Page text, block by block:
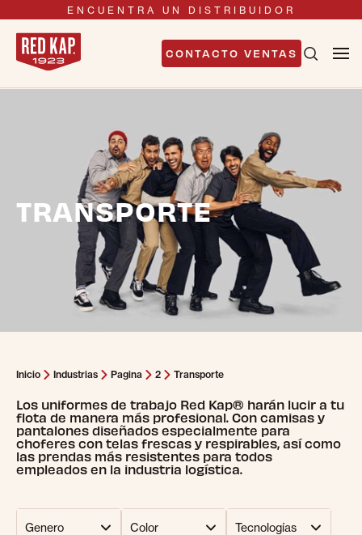
ENCUENTRA UN DISTRIBUIDOR
CONTACTO VENTAS
TRANSPORTE
Inicio Industrias Pagina 2 Transporte
Los uniformes de trabajo Red Kap® harán lucir a tu
flota de manera más profesional. Con camisas y
pantalones diseñados especialmente para
choferes con telas frescas y respirables, así como
las prendas más resistentes para todos
empleados en la industria logística.
Genero Color Tecnologías